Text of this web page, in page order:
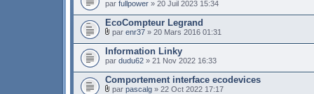
par fullpower » 20 Juil 2023 15:34
EcoCompteur Legrand
par enr37 » 20 Mars 2016 01:31
Information Linky
par dudu62 » 21 Nov 2022 16:33
Comportement interface ecodevices
par pascalg » 22 Oct 2022 17:17